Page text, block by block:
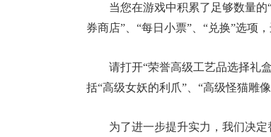
当您在游戏中积累了足够数量
券商店”、“每日小票”、“兑换”选项
请打开“荣誉高级工艺品选择礼
括“高级女妖的利爪”、“高级怪猫雕
为了进一步提升实力，我们决
住了